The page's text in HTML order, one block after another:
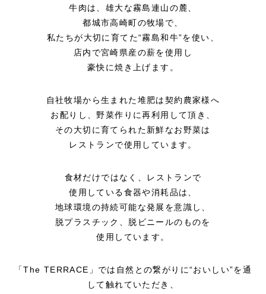
牛肉は、 雄大な霧島連山の麓、
都城市高崎町の牧場で、
私たちが大切に育てた“霧島和牛”を使い、
店内で宮崎県産の薪を使用し
豪快に焼き上げます。
自社牧場から生まれた堆肥は契約農家様へ
お配りし、野菜作りに再利用して頂き、
その大切に育てられた新鮮なお野菜は
レストランで使用しています。
食材だけではなく、レストランで
使用している食器や消耗品は、
地球環境の持続可能な発展を意識し、
脱プラスチック、脱ビニールのものを
使用しています。
「The TERRACE」では自然との繋がりに“おいしい”を通
して触れていただき、